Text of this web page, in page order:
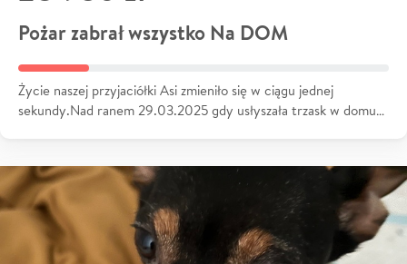
Pożar zabrał wszystko Na DOM
Życie naszej przyjaciółki Asi zmieniło się w ciągu jednej
sekundy.Nad ranem 29.03.2025 gdy usłyszała trzask w domu…